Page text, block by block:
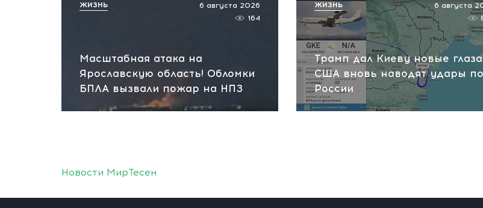
Масштабная атака на
Ярославскую область! Обломки
БПЛА вызвали пожар на НПЗ
6 августа 2026
164
ЖИЗНЬ
Трамп дал Киеву новые
США вновь наводят удары по
России
6 августа
ЖИЗНЬ
Новости МирТесен